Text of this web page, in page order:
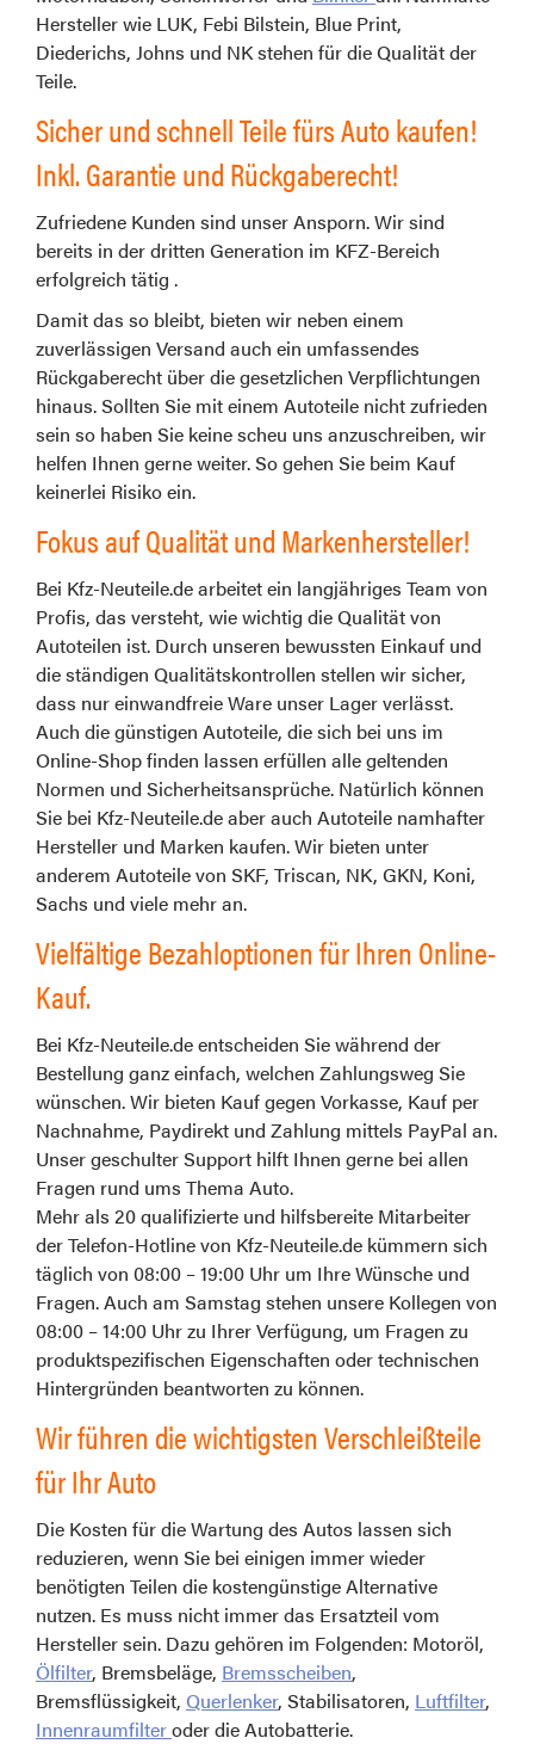
Hersteller wie LUK, Febi Bilstein, Blue Print,
Diederichs, Johns und NK stehen für die Qualität der
Teile.
Sicher und schnell Teile fürs Auto kaufen!
Inkl. Garantie und Rückgaberecht!
Zufriedene Kunden sind unser Ansporn. Wir sind
bereits in der dritten Generation im KFZ-Bereich
erfolgreich tätig .
Damit das so bleibt, bieten wir neben einem
zuverlässigen Versand auch ein umfassendes
Rückgaberecht über die gesetzlichen Verpflichtungen
hinaus. Sollten Sie mit einem Autoteile nicht zufrieden
sein so haben Sie keine scheu uns anzuschreiben, wir
helfen Ihnen gerne weiter. So gehen Sie beim Kauf
keinerlei Risiko ein.
Fokus auf Qualität und Markenhersteller!
Bei Kfz-Neuteile.de arbeitet ein langjähriges Team von
Profis, das versteht, wie wichtig die Qualität von
Autoteilen ist. Durch unseren bewussten Einkauf und
die ständigen Qualitätskontrollen stellen wir sicher,
dass nur einwandfreie Ware unser Lager verlässt.
Auch die günstigen Autoteile, die sich bei uns im
Online-Shop finden lassen erfüllen alle geltenden
Normen und Sicherheitsansprüche. Natürlich können
Sie bei Kfz-Neuteile.de aber auch Autoteile namhafter
Hersteller und Marken kaufen. Wir bieten unter
anderem Autoteile von SKF, Triscan, NK, GKN, Koni,
Sachs und viele mehr an.
Vielfältige Bezahloptionen für Ihren Online-
Kauf.
Bei Kfz-Neuteile.de entscheiden Sie während der
Bestellung ganz einfach, welchen Zahlungsweg Sie
wünschen. Wir bieten Kauf gegen Vorkasse, Kauf per
Nachnahme, Paydirekt und Zahlung mittels PayPal an.
Unser geschulter Support hilft Ihnen gerne bei allen
Fragen rund ums Thema Auto.
Mehr als 20 qualifizierte und hilfsbereite Mitarbeiter
der Telefon-Hotline von Kfz-Neuteile.de kümmern sich
täglich von 08:00 – 19:00 Uhr um Ihre Wünsche und
Fragen. Auch am Samstag stehen unsere Kollegen von
08:00 – 14:00 Uhr zu Ihrer Verfügung, um Fragen zu
produktspezifischen Eigenschaften oder technischen
Hintergründen beantworten zu können.
Wir führen die wichtigsten Verschleißteile
für Ihr Auto
Die Kosten für die Wartung des Autos lassen sich
reduzieren, wenn Sie bei einigen immer wieder
benötigten Teilen die kostengünstige Alternative
nutzen. Es muss nicht immer das Ersatzteil vom
Hersteller sein. Dazu gehören im Folgenden: Motoröl,
Ölfilter, Bremsbeläge, Bremsscheiben,
Bremsflüssigkeit, Querlenker, Stabilisatoren, Luftfilter,
Innenraumfilteroder die Autobatterie.